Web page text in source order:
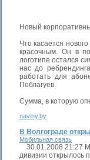
Новый
Что касается
красочным. Он в
логотипе остался
нас до
работать для
Поблагуев.
Сумма, в которую
naviny.by
В Волгограде
Мобильная связь
30.01.2008 21:27
дивизии открылось